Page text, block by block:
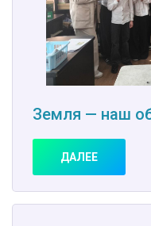
Земля — наш
ДАЛЕЕ